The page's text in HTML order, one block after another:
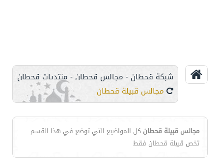
شبكة قحطان - مجالس قحطان - منتديات قحطان
مجالس قبيلة قحطان
مجالس قبيلة قحطان كل المواضيع التي توضع في هذا القسم
تخص قبيلة قحطان فقط